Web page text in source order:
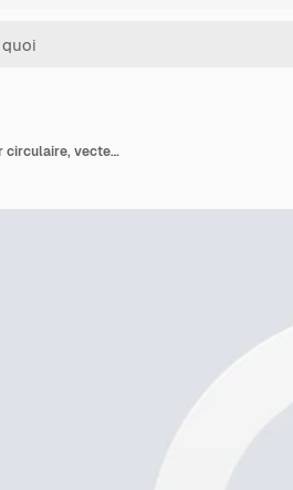
Socle de podium 3D de luxe, cylindre doré avec fond de mur circulaire, vecteur réaliste